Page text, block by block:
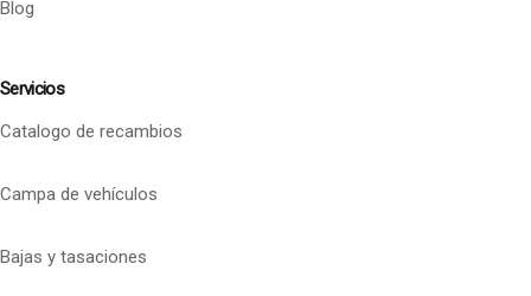
Blog
Servicios
Catalogo de recambios
Campa de vehículos
Bajas y tasaciones